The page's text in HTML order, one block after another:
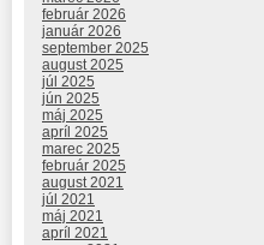
február 2026
január 2026
september 2025
august 2025
júl 2025
jún 2025
máj 2025
apríl 2025
marec 2025
február 2025
august 2021
júl 2021
máj 2021
apríl 2021